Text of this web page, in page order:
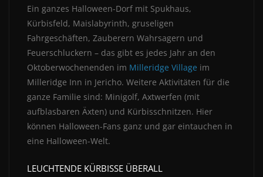
Ein ganzes Halloween-Dorf mit Spukhaus,
Kürbisfeld, Maislabyrinth, gruseligen
Fahrgeschäften, Zauberern Wahrsagern und
Feuerschluckern – das gibt es jedes Jahr an den
Oktoberwochenenden im Milleridge Village im
Milleridge Inn in Jericho. Weitere Aktivitäten für die
ganze Familie sind: Minigolf, Axtwerfen (mit
aufblasbaren Äxten) und Kürbisschnitzen. Hier
können Halloween-Fans ganz und gar eintauchen in
eine Halloween-Welt.
LEUCHTENDE KÜRBISSE ÜBERALL